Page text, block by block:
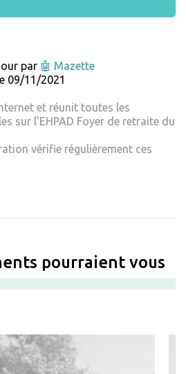
par 🤖 Mazette
09/11/2021
et réunit toutes les
sur l'EHPAD Foyer de retraite du
vérifie régulièrement ces
pourraient vous